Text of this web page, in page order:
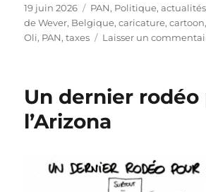
Publié
le
19 juin 2026 Catégories
PAN, Politique, actualités
de Wever, Belgique,caricature,cartoon
Oli, PAN,taxes Laisser un
Un dernier rodéo
l’Arizona